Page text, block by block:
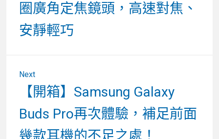
圈廣角定焦鏡頭，高速對焦、
安靜輕巧
Next
Next
post:
【開箱】Samsung Galaxy
Buds Pro再次體驗，補足前面